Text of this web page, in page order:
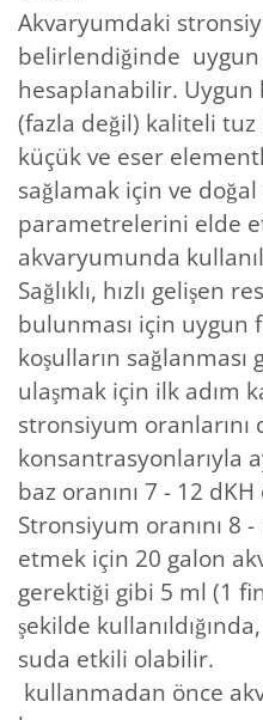
Akvaryumdaki
belirlendiğinde uygun
hesaplanabilir. Uygun
(fazla değil) kaliteli tuz
küçük ve eser
sağlamak için ve
parametrelerini elde
akvaryumunda
Sağlıklı, hızlı gelişen
bulunması için uygun
koşulların
ulaşmak için ilk adım
stronsiyum oranlarını
konsantrasyonlarıyla
baz oranını 7 - 12
Stronsiyum oranını 8
etmek için 20 galon
gerektiği gibi 5 ml (1
şekilde
suda etkili olabilir.
kullanmadan önce